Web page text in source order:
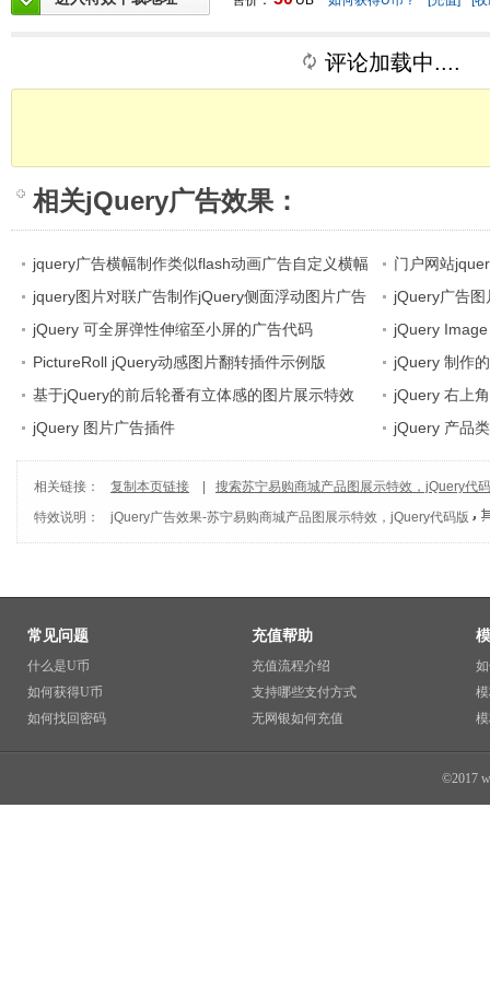
评论加载中....
相关jQuery广告效果 ：
jquery广告横幅制作类似flash动画广告自定义横幅
通栏
门户网站
隐藏
jquery图片对联广告制作jQuery侧面浮动图片广告
jQuery广告
jQuery 可全屏弹性伸缩至小屏的广告代码
jQuery
码
PictureRoll jQuery动感图片翻转插件示例版
jQuery 制作
基于jQuery的前后轮番有立体感的图片展示特效
jQuery 右上
jQuery 图片广告插件
jQuery 产品
相关链接： 复制本页链接
搜索苏宁易购商城产品图展示特效，jQuery代
特效说明：
jQuery广告效果-苏宁易购商城产品图展示特效，jQuery代码版
常见问题
什么是U币
如何获得U币
如何找回密码
充值帮助
充值流程介绍
支持哪些支付方式
无网银如何充值
©2017